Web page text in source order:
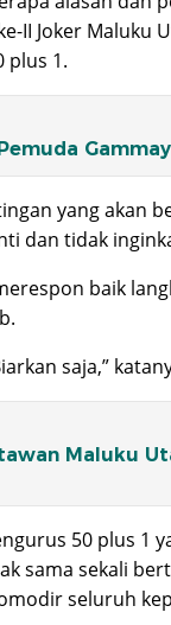
II Joker Maluku
plus 1.
yang akan
dan tidak
baik
saja,”
Maluku
50 plus 1
sama sekali
seluruh